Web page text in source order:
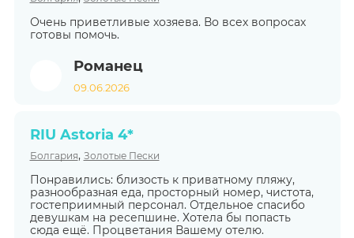
Очень приветливые хозяева. Во всех вопросах
готовы помочь.
Романец
09.06.2026
RIU Astoria 4*
Болгария, Золотые Пески
Понравились: близость к приватному пляжу,
разнообразная еда, просторный номер, чистота,
гостеприимный персонал. Отдельное спасибо
девушкам на ресепшине. Хотела бы попасть
сюда ещё. Процветания Вашему отелю.